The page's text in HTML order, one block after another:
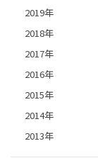
2019年
2018年
2017年
2016年
2015年
2014年
2013年